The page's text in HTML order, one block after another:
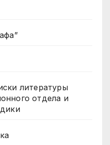
литературы
отдела и